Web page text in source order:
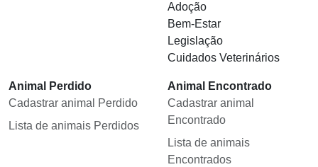
Adoção
Bem-Estar
Legislação
Cuidados Veterinários
Animal Perdido
Cadastrar animal Perdido
Lista de animais Perdidos
Animal Encontrado
Cadastrar animal
Encontrado
Lista de animais
Encontrados